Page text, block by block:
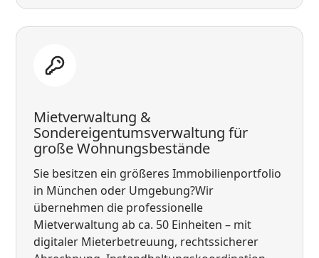
Mietverwaltung &
Sondereigentumsverwaltung für
große Wohnungsbestände
Sie besitzen ein größeres Immobilienportfolio
in München oder Umgebung?Wir
übernehmen die professionelle
Mietverwaltung ab ca. 50 Einheiten – mit
digitaler Mieterbetreuung, rechtssicherer